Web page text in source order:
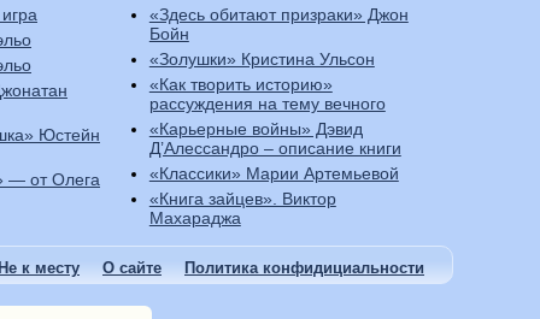
Юстейн
— от Олега
«Здесь обитают призраки» Джон
Бойн
«Золушки» Кристина Ульсон
«Как творить историю»
рассуждения на тему вечного
«Карьерные войны» Дэвид
Д’Алессандро – описание книги
«Классики» Марии Артемьевой
«Книга зайцев». Виктор
Махараджа
к месту О сайте Политика конфидициальности